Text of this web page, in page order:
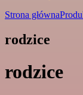
Strona główna
rodzice
rodzice